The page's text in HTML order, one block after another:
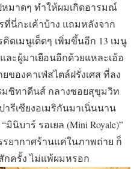
หมาดๆ ทำให้ผมเกิดอารมณ์
นี่กะเค้าบ้าง แถมหลังจาก
ดเมนูเด็ดๆ เพิ่มขึ้นอีก 13 เมนู
ละผู้มาเยือนอีกด้วยแหละเอ้อ
ของคาเฟ่สไตล์ฝรั่งเศส ที่ลง
มซิทาดีนส์ กลางซอยสุขุมวิท
ารีเซียงอเมริกันมาเนิ่นนาน
นิบาร์ รอเยล (Mini Royale)”
ยากาศร้านแค่ในภาพถ่าย ก็
ครั้ง ไม่แพ้ผมหรอก